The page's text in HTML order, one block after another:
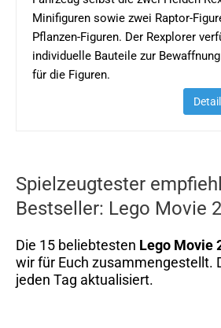
Minifiguren sowie zwei Raptor-
Pflanzen-Figuren. Der Rexplorer
individuelle Bauteile zur
für die Figuren.
Spielzeugtester
Bestseller: Lego Movie 2
Die 15 beliebtesten Lego Movie
wir für Euch zusammengestellt.
jeden Tag aktualisiert.